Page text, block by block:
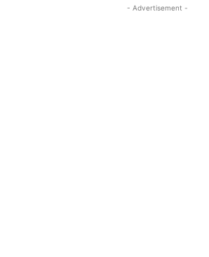
- Advertisement -